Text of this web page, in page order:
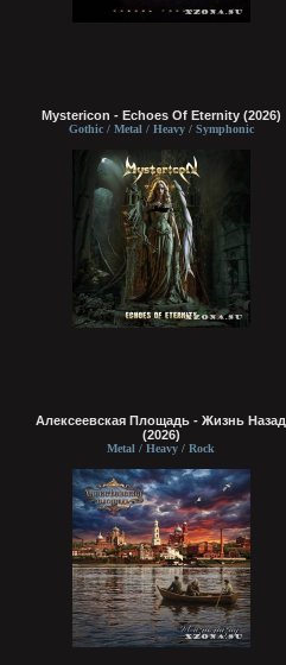
Mystericon - Echoes Of Eternity (2026)
Gothic / Metal / Heavy / Symphonic
Алексеевская Площадь - Жизнь Назад
(2026)
Metal / Heavy / Rock